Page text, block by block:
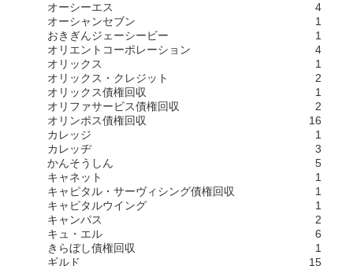
オーシーエス
4
オーシャンセブン
1
おきぎんジェーシービー
1
オリエントコーポレーション
4
オリックス
1
オリックス・クレジット
2
オリックス債権回収
1
オリファサービス債権回収
2
オリンポス債権回収
16
カレッジ
1
カレッヂ
3
かんそうしん
5
キャネット
1
キャピタル・サーヴィシング債権回収
1
キャピタルウイング
1
キャンパス
2
キュ・エル
6
きらぼし債権回収
1
ギルド
15